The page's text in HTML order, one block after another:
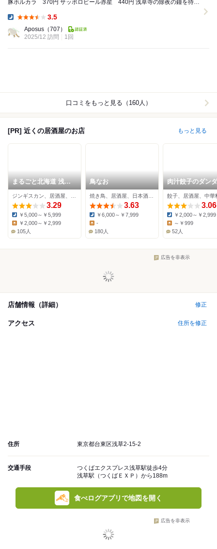
豚ホルカラ 370円 サッポロビール赤星 440円 浅草寺の除夜の鐘を待つ
3.5
Aposus （707）
2025/12 訪問
1回
口コミをもっと見る（160人）
[PR] 近くの居酒屋のお店 もっと見る
まるごと北海道 浅草
本店
3.29
Dinner:
￥5,000～￥5,999
￥2,000～￥2,999
105人
鳥なお
3.63
Dinner:
￥6,000～￥7,999
-
180人
肉汁餃子のダン
かっぱ橋店
餃子、居酒屋、中華
3.06
Dinner:
￥2,000～￥2,999
Lunch:
～￥999
52人
広告を非表示
店舗情報（詳細） 修正
アクセス 住所を修正
住所 東京都台東区浅草2-15-2
交通手段
つくばエクスプレス浅草駅徒歩4分
浅草駅（つくばＥＸＰ）から188m
食べログアプリで地図を開く
広告を非表示